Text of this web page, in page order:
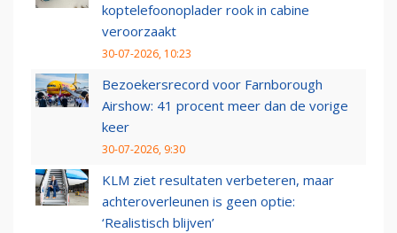
koptelefoonoplader rook in cabine
veroorzaakt
30-07-2026, 10:23
Bezoekersrecord voor Farnborough
Airshow: 41 procent meer dan de vorige
keer
30-07-2026, 9:30
KLM ziet resultaten verbeteren, maar
achteroverleunen is geen optie:
‘Realistisch blijven’